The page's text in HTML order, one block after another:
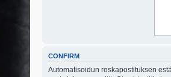
CONFIRM
Automatisoidun roskapostituksen